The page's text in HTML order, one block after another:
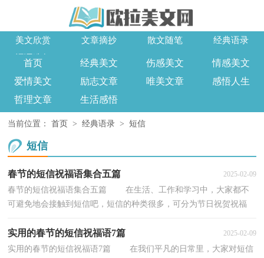
美文欣赏 文章摘抄 散文随笔
经典语录
词语造句
首页 经典美文 伤感美文
情感美文
爱情美文
励志文章 唯美文章
感悟人生
哲理文章
生活感悟
当前位置： 首页 > 经典语录 > 短信
短信
春节的短信祝福语集合五篇 2025-02-09
春节的短信祝福语集合五篇 在生活、工作和学习中，大家都不
可避免地会接触到短信吧，短信的种类很多，可分为节日祝贺祝福
实用的春节的短信祝福语7篇 2025-02-09
实用的春节的短信祝福语7篇 在我们平凡的日常里，大家对短信